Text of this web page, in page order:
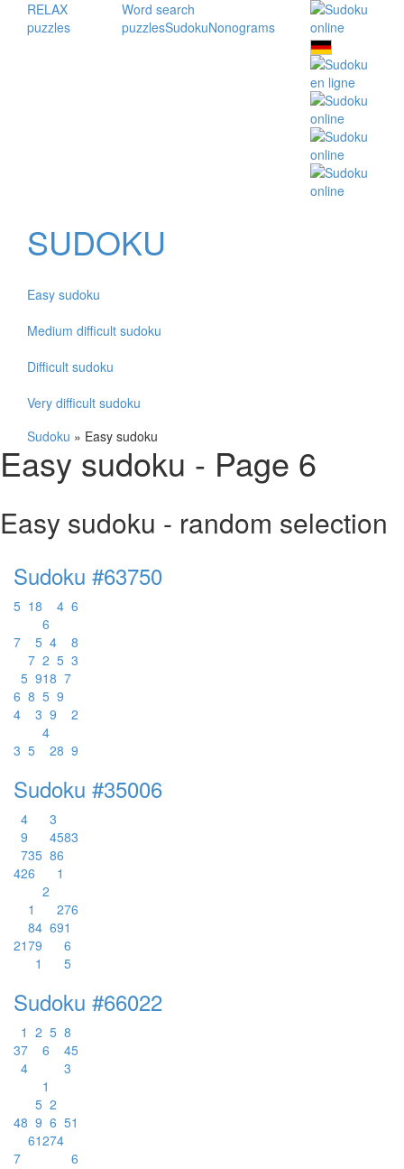
RELAX
puzzles
Word search
puzzlesSudokuNonograms
SUDOKU
Easy sudoku
Medium difficult sudoku
Difficult sudoku
Very difficult sudoku
Sudoku » Easy sudoku
Easy sudoku - Page 6
Easy sudoku - random selection
Sudoku #63750
5 18 4 6
6
7
5 4
8
7 2 5 3
5 918 7
6 8 5 9
4
3 9
2
4
3 5 28 9
Sudoku #35006
4
3
9
4583
735 86
426
1
2
1
276
84 691
2179
6
1
5
Sudoku #66022
1 2 5 8
37 6 45
4
3
1
5 2
48 9 6 51
61274
7
6